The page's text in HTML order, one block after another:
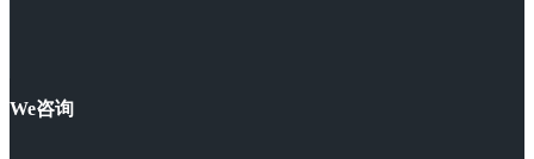
We咨询